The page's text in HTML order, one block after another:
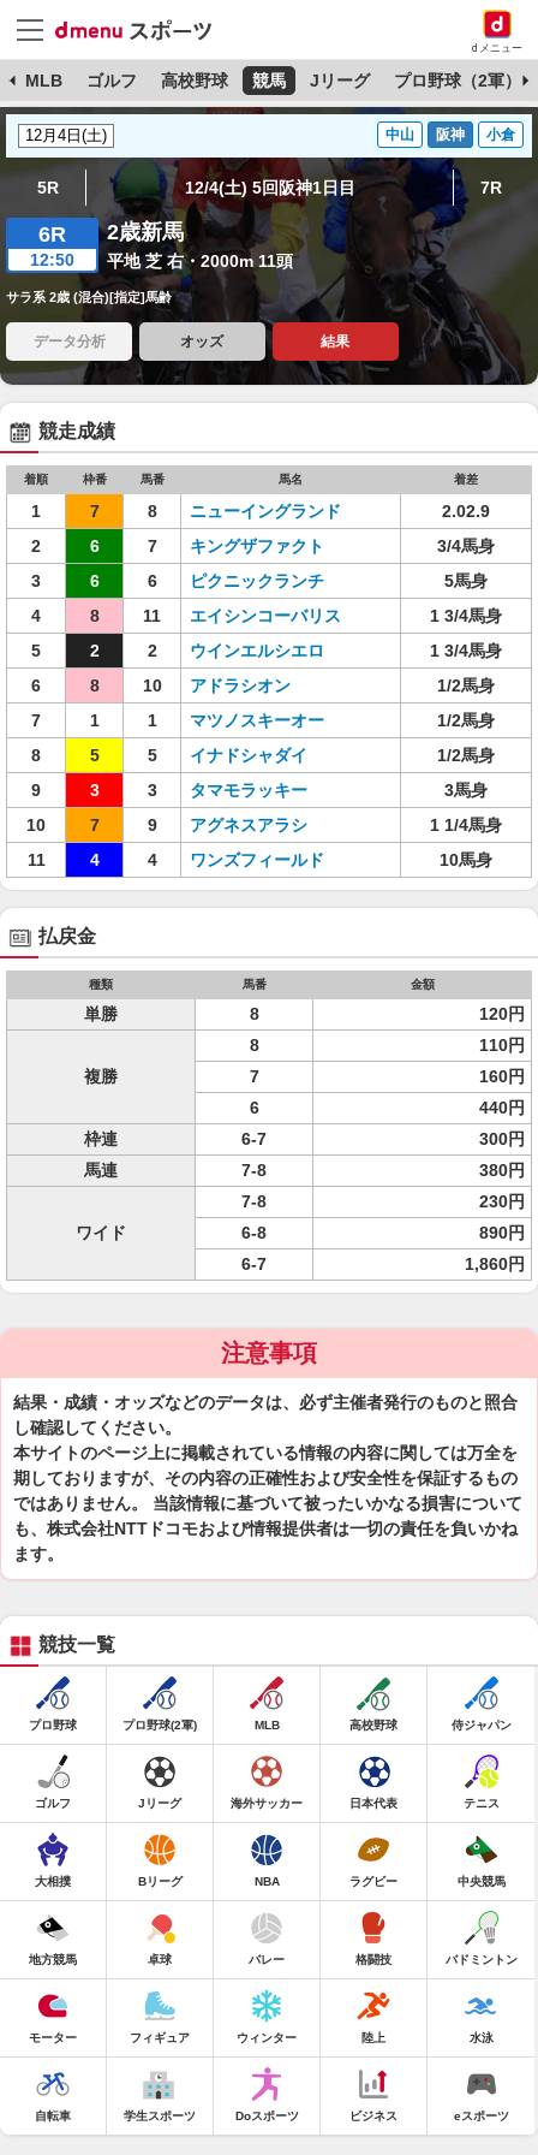
dメニュー
MLB ゴルフ 高校野球 競馬 Jリーグ プロ野球（2軍）
中山 阪神 小倉
5R 12/4(土) 5回阪神1日目 7R
6R
12:50
2歳新馬
平地 芝 右・2000m 11頭
サラ系 2歳 (混合)[指定]馬齢
データ分析 オッズ 結果
競走成績
着順 枠番 馬番 馬名 着差
1 7 8 ニューイングランド
2.02.9
2
6 7 キングザファクト
3/4馬身
3
6 6 ピクニックランチ
5馬身
4
8 11 エイシンコーバリス
1 3/4馬身
5
2 2 ウインエルシエロ
1 3/4馬身
6
8 10 アドラシオン
1/2馬身
7
1 1 マツノスキーオー
1/2馬身
8
5 5 イナドシャダイ
1/2馬身
9
3 3 タマモラッキー
3馬身
10
7 9 アグネスアラシ
1 1/4馬身
11
4 4 ワンズフィールド 10馬身
払戻金
種類 馬番 金額
単勝 8 120円
複勝
8
110円
7
160円
6
440円
枠連
6-7
300円
馬連
7-8 380円
ワイド
7-8
230円
6-8
890円
6-7
1,860円
注意事項
結果・成績・オッズなどのデータは、必ず主催者発行のものと照合
し確認してください。
本サイトのページ上に掲載されている情報の内容に関しては万全を
期しておりますが、その内容の正確性および安全性を保証するもの
ではありません。 当該情報に基づいて被ったいかなる損害について
も、株式会社NTTドコモおよび情報提供者は一切の責任を負いかね
ます。
競技一覧
プロ野球 プロ野球(2軍) MLB 高校野球 侍ジャパン
ゴルフ Jリーグ 海外サッカー 日本代表 テニス
大相撲 Bリーグ NBA ラグビー 中央競馬
地方競馬 卓球 バレー 格闘技 バドミントン
モーター フィギュア ウィンター 陸上 水泳
自転車 学生スポーツ Doスポーツ ビジネス eスポーツ